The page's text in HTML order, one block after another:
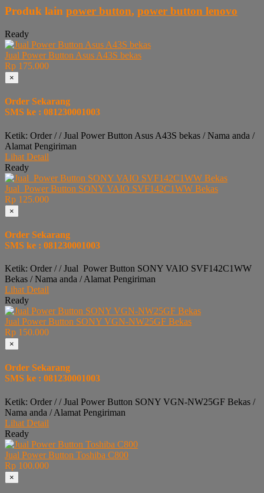
Produk lain power button, power button lenovo
Ready
Jual Power Button Asus A43S bekas
Rp 175.000
×
Order Sekarang
SMS ke : 081230001003
Ketik: Order / / Jual Power Button Asus A43S bekas / Nama anda /
Alamat Pengiriman
Lihat Detail
Ready
Jual Power Button SONY VAIO SVF142C1WW Bekas
Rp 125.000
×
Order Sekarang
SMS ke : 081230001003
Ketik: Order / / Jual Power Button SONY VAIO SVF142C1WW
Bekas / Nama anda / Alamat Pengiriman
Lihat Detail
Ready
Jual Power Button SONY VGN-NW25GF Bekas
Rp 150.000
×
Order Sekarang
SMS ke : 081230001003
Ketik: Order / / Jual Power Button SONY VGN-NW25GF Bekas /
Nama anda / Alamat Pengiriman
Lihat Detail
Ready
Jual Power Button Toshiba C800
Rp 100.000
×